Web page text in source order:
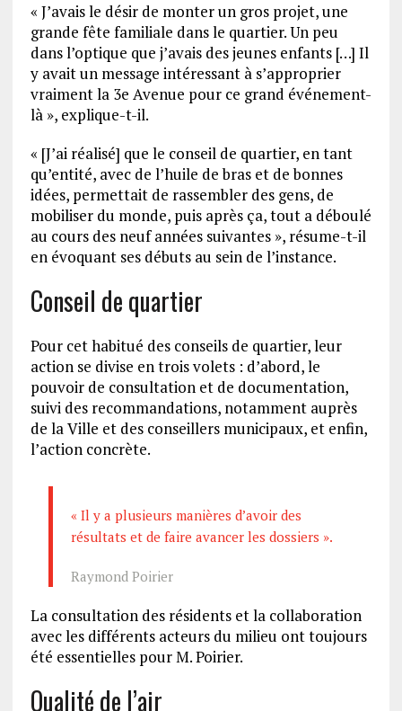
« J’avais le désir de monter un gros projet, une
grande fête familiale dans le quartier. Un peu
dans l’optique que j’avais des jeunes enfants […] Il
y avait un message intéressant à s’approprier
vraiment la 3e Avenue pour ce grand événement-
là », explique-t-il.
« [J’ai réalisé] que le conseil de quartier, en tant
qu’entité, avec de l’huile de bras et de bonnes
idées, permettait de rassembler des gens, de
mobiliser du monde, puis après ça, tout a déboulé
au cours des neuf années suivantes », résume-t-il
en évoquant ses débuts au sein de l’instance.
Conseil de quartier
Pour cet habitué des conseils de quartier, leur
action se divise en trois volets : d’abord, le
pouvoir de consultation et de documentation,
suivi des recommandations, notamment auprès
de la Ville et des conseillers municipaux, et enfin,
l’action concrète.
« Il y a plusieurs manières d’avoir des
résultats et de faire avancer les dossiers ».
Raymond Poirier
La consultation des résidents et la collaboration
avec les différents acteurs du milieu ont toujours
été essentielles pour M. Poirier.
Qualité de l’air